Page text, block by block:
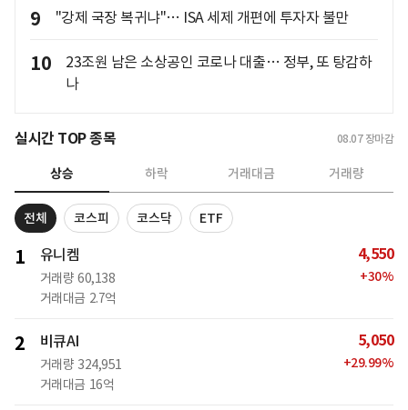
9 "강제 국장 복귀냐"… ISA 세제 개편에 투자자 불만
10
23조원 남은 소상공인 코로나 대출… 정부, 또 탕감하
나
실시간 TOP 종목 08.07 장마감
상승 하락 거래대금 거래량
전체 코스피 코스닥 ETF
1 유니켐
거래량 60,138
거래대금 2.7억
4,550
+30%
2 비큐AI
거래량 324,951
거래대금 16억
5,050
+29.99%